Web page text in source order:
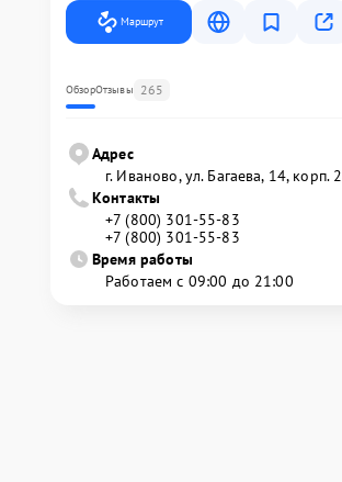
Маршрут
ОбзорОтзывы 265
Адрес
г. Иваново, ул. Багаева, 14, корп. 2
Контакты
+7 (800) 301-55-83
+7 (800) 301-55-83
Время работы
Работаем с 09:00 до 21:00